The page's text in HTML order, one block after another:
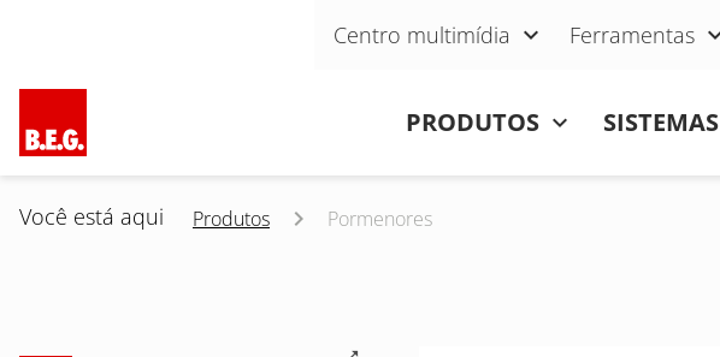
Pular navegação
Centro multimídia Ferramentas
PRODUTOS SISTEMAS
Você está aqui Produtos Pormenores